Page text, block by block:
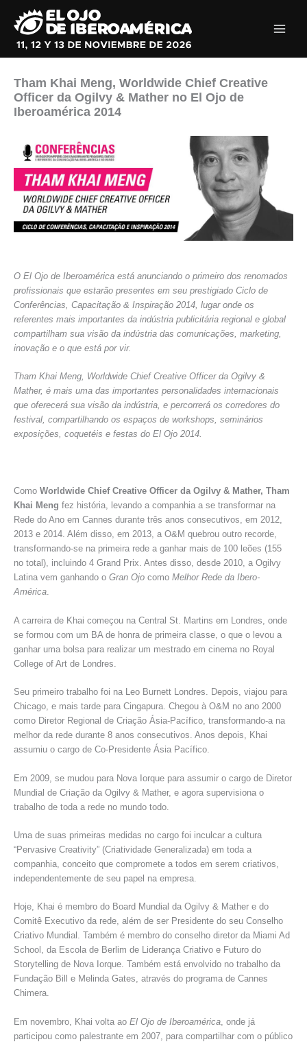
contenido
Tham Khai Meng, Worldwide Chief Creative
Officer da Ogilvy & Mather no El Ojo de
Iberoamérica 2014
O El Ojo de Iberoamérica está anunciando o primeiro dos renomados
profissionais que estarão presentes em seu prestigiado Ciclo de
Conferências, Capacitação & Inspiração 2014, lugar onde os
referentes mais importantes da indústria publicitária regional e global
compartilham sua visão da indústria das comunicações, marketing,
inovação e o que está por vir.
Tham Khai Meng, Worldwide Chief Creative Officer da Ogilvy &
Mather, é mais uma das importantes personalidades internacionais
que oferecerá sua visão da indústria, e percorrerá os corredores do
festival, compartilhando os espaços de workshops, seminários
exposições, coquetéis e festas do El Ojo 2014.
Como Worldwide Chief Creative Officer da Ogilvy & Mather, Tham
Khai Meng fez história, levando a companhia a se transformar na
Rede do Ano em Cannes durante três anos consecutivos, em 2012,
2013 e 2014. Além disso, em 2013, a O&M quebrou outro recorde,
transformando-se na primeira rede a ganhar mais de 100 leões (155
no total), incluindo 4 Grand Prix. Antes disso, desde 2010, a Ogilvy
Latina vem ganhando o Gran Ojo como Melhor Rede da Ibero-
América.
A carreira de Khai começou na Central St. Martins em Londres, onde
se formou com um BA de honra de primeira classe, o que o levou a
ganhar uma bolsa para realizar um mestrado em cinema no Royal
College of Art de Londres.
Seu primeiro trabalho foi na Leo Burnett Londres. Depois, viajou para
Chicago, e mais tarde para Cingapura. Chegou à O&M no ano 2000
como Diretor Regional de Criação Ásia-Pacífico, transformando-a na
melhor da rede durante 8 anos consecutivos. Anos depois, Khai
assumiu o cargo de Co-Presidente Ásia Pacífico.
Em 2009, se mudou para Nova Iorque para assumir o cargo de Diretor
Mundial de Criação da Ogilvy & Mather, e agora supervisiona o
trabalho de toda a rede no mundo todo.
Uma de suas primeiras medidas no cargo foi inculcar a cultura
“Pervasive Creativity” (Criatividade Generalizada) em toda a
companhia, conceito que compromete a todos em serem criativos,
independentemente de seu papel na empresa.
Hoje, Khai é membro do Board Mundial da Ogilvy & Mather e do
Comitê Executivo da rede, além de ser Presidente do seu Conselho
Criativo Mundial. Também é membro do conselho diretor da Miami Ad
School, da Escola de Berlim de Liderança Criativo e Futuro do
Storytelling de Nova Iorque. Também está envolvido no trabalho da
Fundação Bill e Melinda Gates, através do programa de Cannes
Chimera.
Em novembro, Khai volta ao El Ojo de Iberoamérica , onde já
participou como palestrante em 2007, para compartilhar com o público